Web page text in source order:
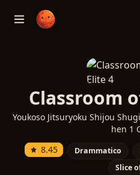
Classroom
Youkoso Jitsuryoku Shijou
hen 1
8.45
Drammatico
Slice